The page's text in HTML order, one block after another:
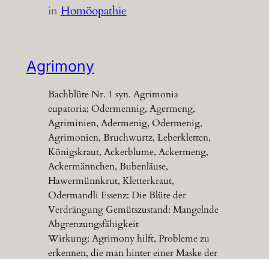
inHomöopathie
Agrimony
Bachblüte Nr. 1 syn. Agrimonia
eupatoria; Odermennig, Agermeng,
Agriminien, Adermenig, Odermenig,
Agrimonien, Bruchwurtz, Leberkletten,
Königskraut, Ackerblume, Ackermeng,
Ackermännchen, Bubenläuse,
Hawermünnkrut, Kletterkraut,
Odermandli Essenz: Die Blüte der
Verdrängung Gemütszustand: Mangelnde
Abgrenzungsfähigkeit
Wirkung: Agrimony hilft, Probleme zu
erkennen, die man hinter einer Maske der